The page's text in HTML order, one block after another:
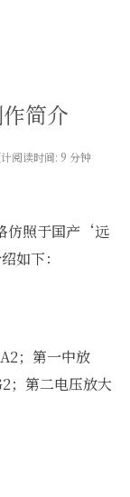
简介
阅读时间: 9 分钟
仿照于国产‘远
如下：
；第一中放
；第二电压放大